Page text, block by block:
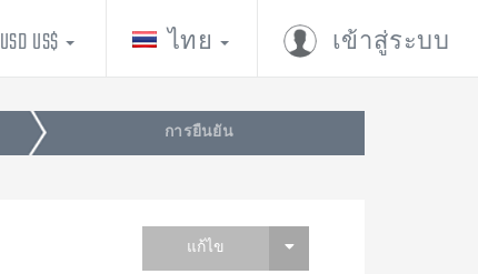
เข้าสู่ระบบ
ไทย
USD US$
การยืนยัน
แก้ไข